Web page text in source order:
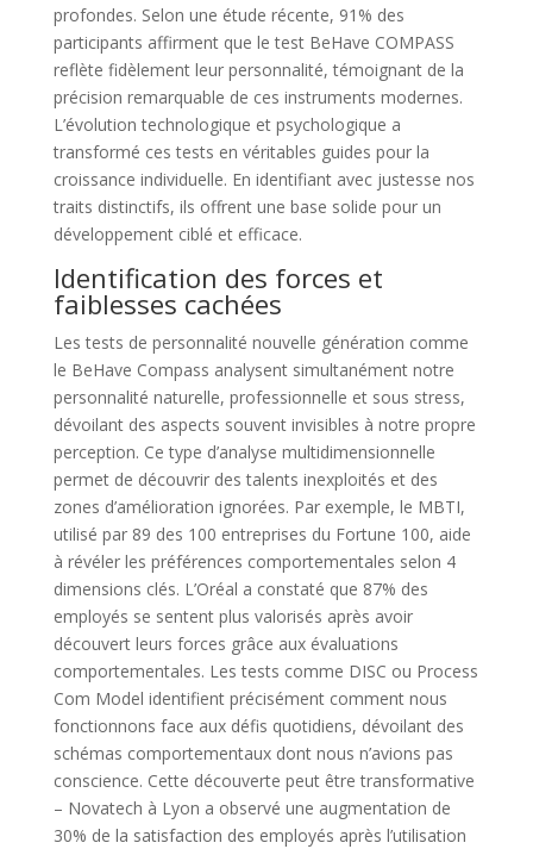
profondes. Selon une étude récente, 91% des
participants affirment que le test BeHave COMPASS
reflète fidèlement leur personnalité, témoignant de la
précision remarquable de ces instruments modernes.
L’évolution technologique et psychologique a
transformé ces tests en véritables guides pour la
croissance individuelle. En identifiant avec justesse nos
traits distinctifs, ils offrent une base solide pour un
développement ciblé et efficace.
Identification des forces et
faiblesses cachées
Les tests de personnalité nouvelle génération comme
le BeHave Compass analysent simultanément notre
personnalité naturelle, professionnelle et sous stress,
dévoilant des aspects souvent invisibles à notre propre
perception. Ce type d’analyse multidimensionnelle
permet de découvrir des talents inexploités et des
zones d’amélioration ignorées. Par exemple, le MBTI,
utilisé par 89 des 100 entreprises du Fortune 100, aide
à révéler les préférences comportementales selon 4
dimensions clés. L’Oréal a constaté que 87% des
employés se sentent plus valorisés après avoir
découvert leurs forces grâce aux évaluations
comportementales. Les tests comme DISC ou Process
Com Model identifient précisément comment nous
fonctionnons face aux défis quotidiens, dévoilant des
schémas comportementaux dont nous n’avions pas
conscience. Cette découverte peut être transformative
– Novatech à Lyon a observé une augmentation de
30% de la satisfaction des employés après l’utilisation